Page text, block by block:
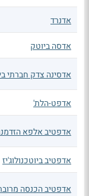
אדנרד
אדסה ביוטק
אדסינה צדק חברתי
אדפט-הלת'
אדפטיב אלפא
אדפטיב ביוטכנולוג'יז
אדפטיב הכנסה